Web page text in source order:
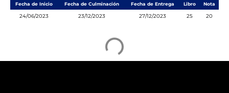
Fecha de Inicio Fecha de Culminación Fecha de Entrega Libro Nota
24/06/2023 23/12/2023 27/12/2023 25 20